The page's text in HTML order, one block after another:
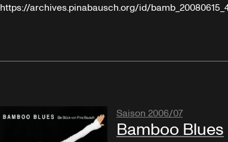
https://archives.pinabausch.org/id/
Saison 2006/07
Bamboo Blues